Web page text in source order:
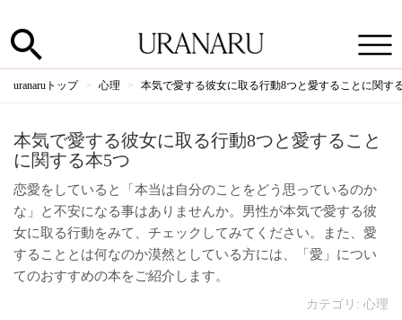
uranaruトップ 心理 本気で愛する彼女に取る行動8つと愛することに関す
本気で愛する彼女に取る行動8つと愛すること
に関する本5つ
恋愛をしていると「本当は自分のことをどう思っているのか
な」と不安になる事はありませんか。男性が本気で愛する彼
女に取る行動をみて、チェックしてみてください。また、愛
することとは何なのか漠然としている方には、「愛」につい
てのおすすめの本をご紹介します。
カテゴリ: 心理